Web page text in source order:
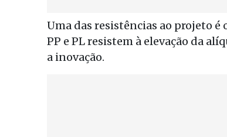
Uma das resistências ao projeto é
PP e PL resistem à elevação da
a inovação.